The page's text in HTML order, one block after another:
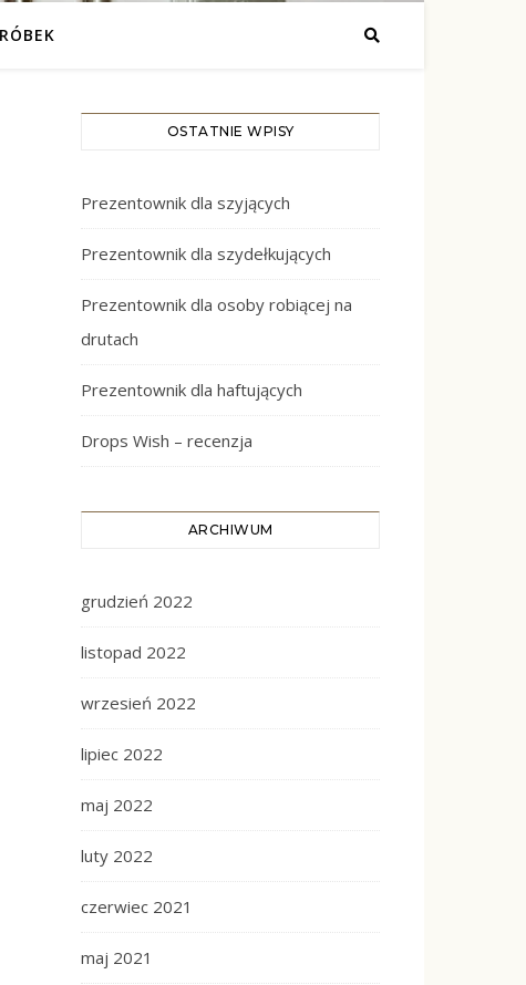
OSTATNIE WPISY
Prezentownik dla szyjących
Prezentownik dla szydełkujących
Prezentownik dla osoby robiącej na
drutach
Prezentownik dla haftujących
Drops Wish – recenzja
ARCHIWUM
grudzień 2022
listopad 2022
wrzesień 2022
lipiec 2022
maj 2022
luty 2022
czerwiec 2021
maj 2021